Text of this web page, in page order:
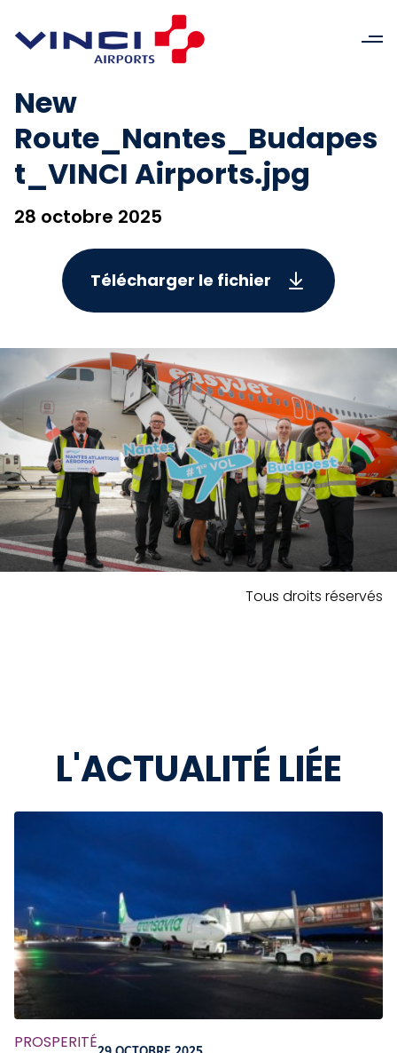
New
Route_Nantes_Budapes
t_VINCI Airports.jpg
28 octobre 2025
Télécharger le fichier
Tous droits réservés
L'ACTUALITÉ LIÉE
PROSPERITÉ